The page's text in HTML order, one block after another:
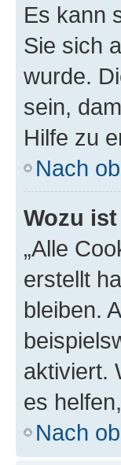
Es kann
Sie sich
wurde.
sein,
Hilfe zu
Nach
Wozu
„Alle
erstellt
bleiben.
aktiviert.
es
Nach